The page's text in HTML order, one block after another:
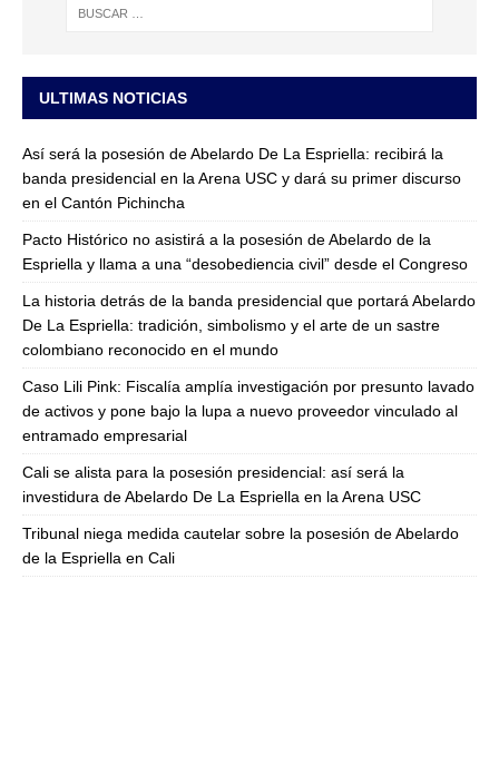
ULTIMAS NOTICIAS
Así será la posesión de Abelardo De La Espriella: recibirá la
banda presidencial en la Arena USC y dará su primer discurso
en el Cantón Pichincha
Pacto Histórico no asistirá a la posesión de Abelardo de la
Espriella y llama a una “desobediencia civil” desde el Congreso
La historia detrás de la banda presidencial que portará Abelardo
De La Espriella: tradición, simbolismo y el arte de un sastre
colombiano reconocido en el mundo
Caso Lili Pink: Fiscalía amplía investigación por presunto lavado
de activos y pone bajo la lupa a nuevo proveedor vinculado al
entramado empresarial
Cali se alista para la posesión presidencial: así será la
investidura de Abelardo De La Espriella en la Arena USC
Tribunal niega medida cautelar sobre la posesión de Abelardo
de la Espriella en Cali